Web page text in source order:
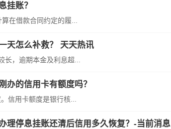
挂账？
在借款合同约定的履...
天怎么补救？ 天天热讯
，逾期本金及利息超...
办的信用卡有额度吗？
信用卡额度是银行核...
理停息挂账还清后信用多久恢复？-当前消息